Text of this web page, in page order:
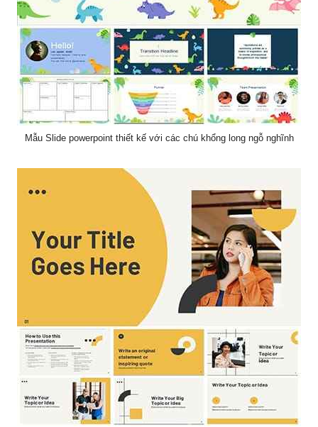
Mẫu Slide powerpoint thiết kế với các chú khổng long ngỗ nghĩnh